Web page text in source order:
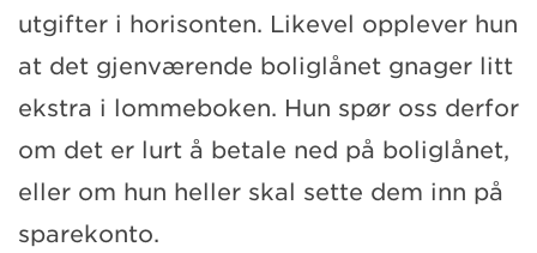
utgifter i horisonten. Likevel opplever hun
at det gjenværende boliglånet gnager litt
ekstra i lommeboken. Hun spør oss derfor
om det er lurt å betale ned på boliglånet,
eller om hun heller skal sette dem inn på
sparekonto.